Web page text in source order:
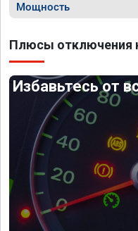
Мощность
Плюсы отключения
Избавьтесь от